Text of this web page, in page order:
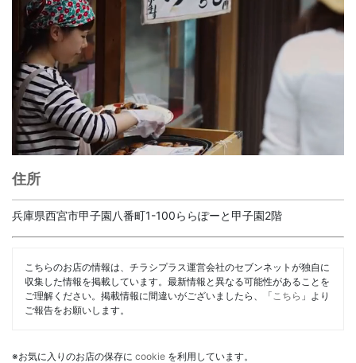
住所
兵庫県西宮市甲子園八番町1-100ららぽーと甲子園2階
こちらのお店の情報は、チラシプラス運営会社のセブンネットが独自に
収集した情報を掲載しています。最新情報と異なる可能性があることを
ご理解ください。掲載情報に間違いがございましたら、「 こちら 」より
ご報告をお願いします。
※お気に入りのお店の保存に cookie を利用しています。